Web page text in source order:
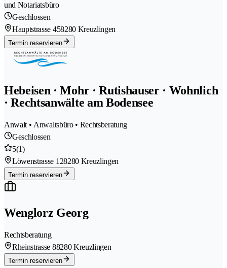
und Notariatsbüro
Geschlossen
Hauptstrasse 458280 Kreuzlingen
Termin reservieren
Hebeisen · Mohr · Rutishauser · Wohnlich
· Rechtsanwälte am Bodensee
Anwalt • Anwaltsbüro • Rechtsberatung
Geschlossen
5(1)
Löwenstrasse 128280 Kreuzlingen
Termin reservieren
Wenglorz Georg
Rechtsberatung
Rheinstrasse 88280 Kreuzlingen
Termin reservieren